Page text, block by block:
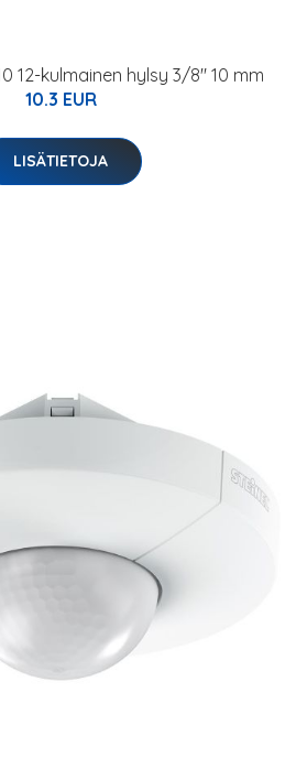
12-kulmainen hylsy 3/8" 10 mm
10.3 EUR
LISÄTIETOJA